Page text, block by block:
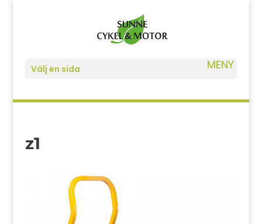
Välj en sida
z1